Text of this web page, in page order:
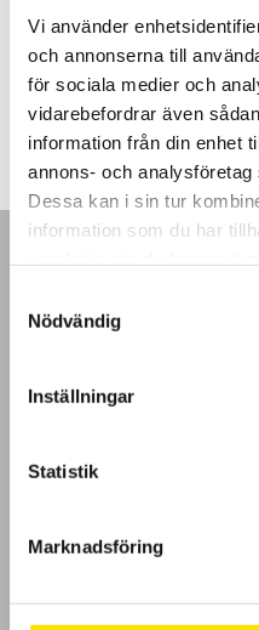
Vi använder
och annonserna till
för sociala medier och
vidarebefordrar även
information från din enhet
annons- och
Dessa kan i sin tur
information som du har
Nödvändig
Inställningar
Statistik
Marknadsföring
KERN HCD är en smidig
till
2,499.00 kr –2,620.00kr